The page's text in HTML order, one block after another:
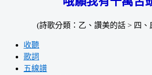
(詩歌分類：乙、讚美的話 > 四、
收聽
歌詞
五線譜